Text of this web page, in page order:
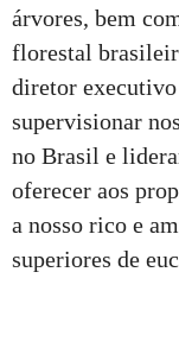
árvores, bem
florestal
diretor
supervisionar
no Brasil e
oferecer aos
a nosso rico e
superiores de